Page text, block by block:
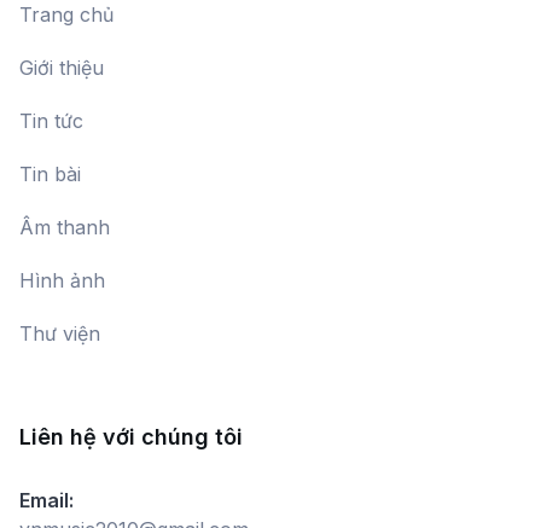
Trang chủ
Giới thiệu
Tin tức
Tin bài
Âm thanh
Hình ảnh
Thư viện
Liên hệ với chúng tôi
Email: